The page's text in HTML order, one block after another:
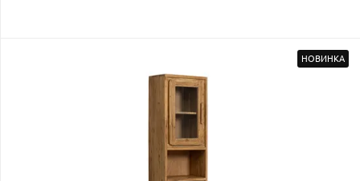
НОВИНКА